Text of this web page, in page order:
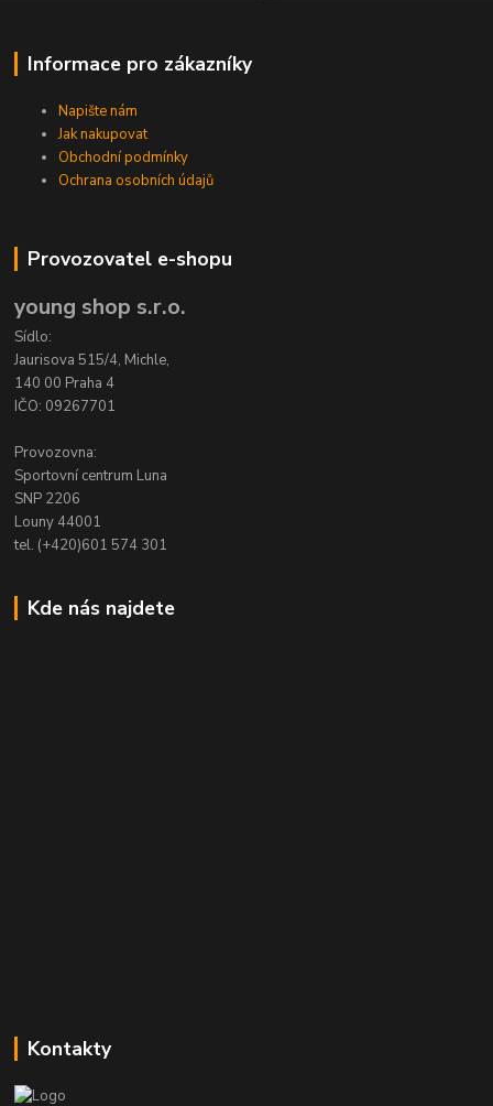
Informace pro zákazníky
Napište nám
Jak nakupovat
Obchodní podmínky
Ochrana osobních údajů
Provozovatel e-shopu
young shop s.r.o.
Sídlo:
Jaurisova 515/4, Michle,
140 00 Praha 4
IČO: 09267701
Provozovna:
Sportovní centrum Luna
SNP 2206
Louny 44001
tel. (+420)601 574 301
Kde nás najdete
Kontakty